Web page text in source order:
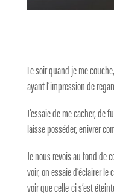
Le soir quand je me
ayant l’impression de
J’essaie de me cacher,
laisse posséder, enivrer
Je nous revois au fond de
voir, on essaie d’éclairer
voir que celle-ci s’est